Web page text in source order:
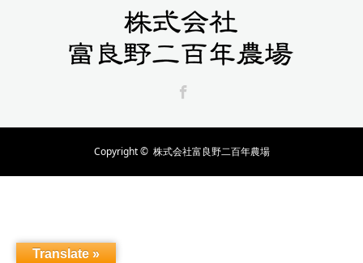
Copyright © 株式会社富良野二百年農場
Translate »